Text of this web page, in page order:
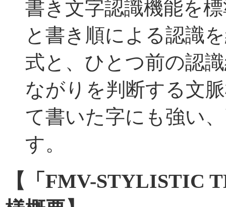
書き文字認識機能を
と書き順による認識
式と、ひとつ前の認
ながりを判断する文
て書いた字にも強い
す。
【「FMV-STYLISTIC